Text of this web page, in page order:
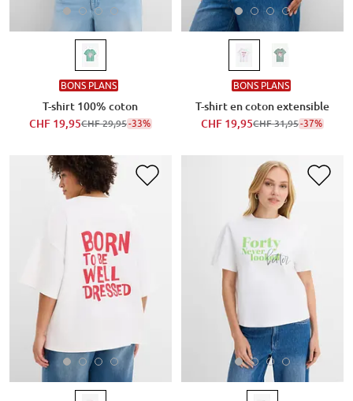
BONS PLANS
T-shirt 100% coton
CHF 19,95CHF 29,95-33%
BONS PLANS
T-shirt en coton extensible
CHF 19,95CHF 31,95-37%